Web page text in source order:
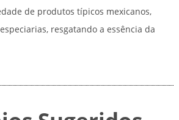
de produtos típicos mexicanos,
resgatando a essência da